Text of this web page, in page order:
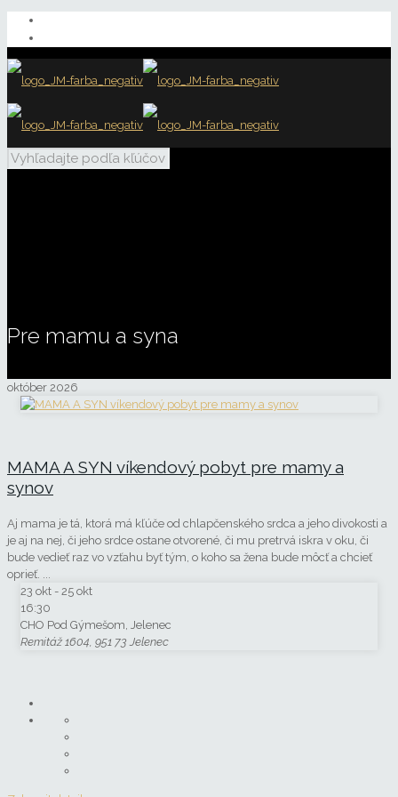
Pre mamu a syna
október 2026
MAMA A SYN víkendový pobyt pre mamy a
synov
Aj mama je tá, ktorá má kľúče od chlapčenského srdca a jeho divokosti a
je aj na nej, či jeho srdce ostane otvorené, či mu pretrvá iskra v oku, či
bude vedieť raz vo vzťahu byť tým, o koho sa žena bude môcť a chcieť
oprieť. ...
23 okt - 25 okt
16:30
CHO Pod Gýmešom, Jelenec
Remitáž 1604, 951 73 Jelenec